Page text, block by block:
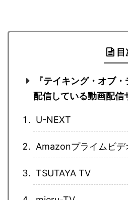
『テイキング・オブ
配信している動画配信
U-NEXT
Amazonプライムビデ
TSUTAYA TV